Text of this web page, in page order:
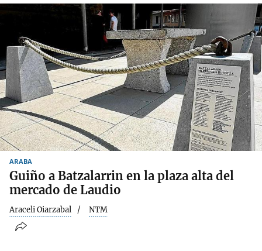
ARABA
Guiño a Batzalarrin en la plaza alta del
mercado de Laudio
Araceli Oiarzabal NTM